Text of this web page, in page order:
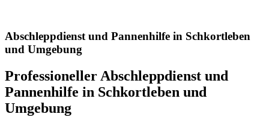
Abschleppdienst und Pannenhilfe in Schkortleben
und Umgebung
Professioneller Abschleppdienst und
Pannenhilfe in Schkortleben und
Umgebung